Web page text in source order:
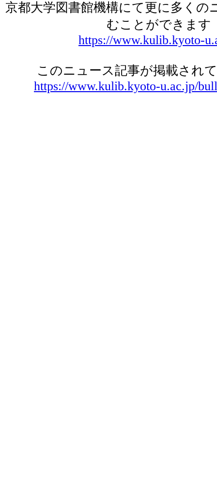
京都大学図書館機構にて更に多くの
むことができます
https://www.kulib.kyoto-
このニュース記事が掲載され
https://www.kulib.kyoto-u.ac.jp/